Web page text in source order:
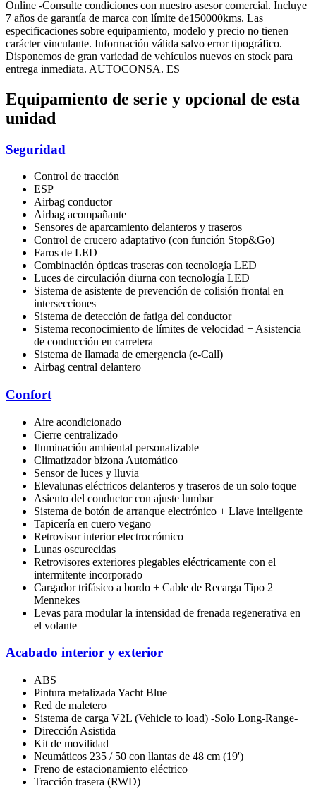
Online -Consulte condiciones con nuestro asesor comercial. Incluye
7 años de garantía de marca con límite de150000kms. Las
especificaciones sobre equipamiento, modelo y precio no tienen
carácter vinculante. Información válida salvo error tipográfico.
Disponemos de gran variedad de vehículos nuevos en stock para
entrega inmediata. AUTOCONSA. ES
Equipamiento de serie y opcional de esta
unidad
Seguridad
Control de tracción
ESP
Airbag conductor
Airbag acompañante
Sensores de aparcamiento delanteros y traseros
Control de crucero adaptativo (con función Stop&Go)
Faros de LED
Combinación ópticas traseras con tecnología LED
Luces de circulación diurna con tecnología LED
Sistema de asistente de prevención de colisión frontal en
intersecciones
Sistema de detección de fatiga del conductor
Sistema reconocimiento de límites de velocidad + Asistencia
de conducción en carretera
Sistema de llamada de emergencia (e-Call)
Airbag central delantero
Confort
Aire acondicionado
Cierre centralizado
Iluminación ambiental personalizable
Climatizador bizona Automático
Sensor de luces y lluvia
Elevalunas eléctricos delanteros y traseros de un solo toque
Asiento del conductor con ajuste lumbar
Sistema de botón de arranque electrónico + Llave inteligente
Tapicería en cuero vegano
Retrovisor interior electrocrómico
Lunas oscurecidas
Retrovisores exteriores plegables eléctricamente con el
intermitente incorporado
Cargador trifásico a bordo + Cable de Recarga Tipo 2
Mennekes
Levas para modular la intensidad de frenada regenerativa en
el volante
Acabado interior y exterior
ABS
Pintura metalizada Yacht Blue
Red de maletero
Sistema de carga V2L (Vehicle to load) -Solo Long-Range-
Dirección Asistida
Kit de movilidad
Neumáticos 235 / 50 con llantas de 48 cm (19')
Freno de estacionamiento eléctrico
Tracción trasera (RWD)